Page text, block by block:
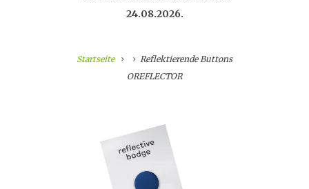
24.08.2026.
Startseite
Reflektierende Buttons
OREFLECTOR